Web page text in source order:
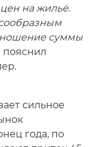
на жильё.
суммы
пояснил
сильное
года, по